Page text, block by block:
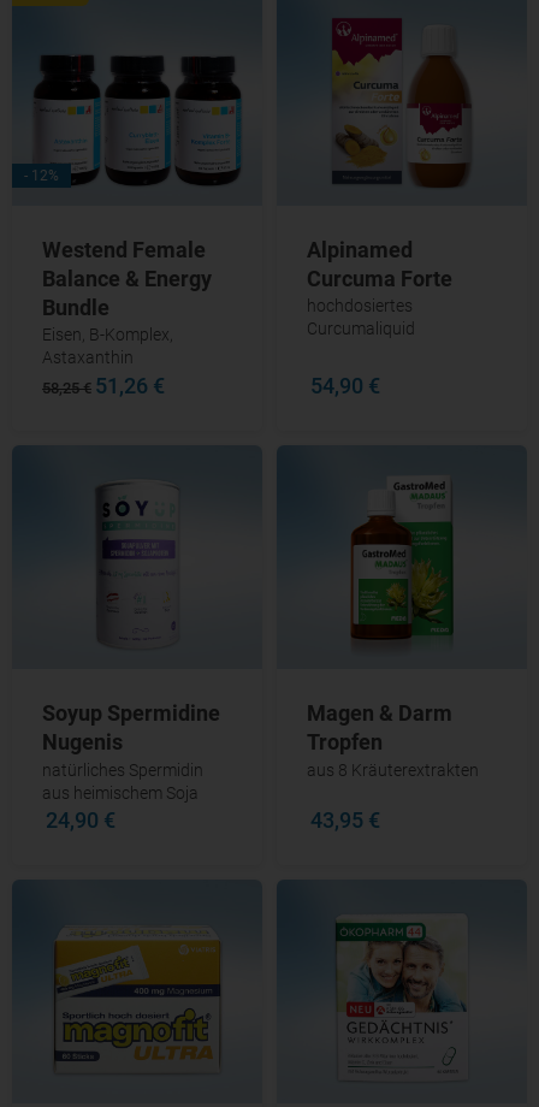
- 12%
Westend Female
Balance & Energy
Bundle
Eisen, B-Komplex,
Astaxanthin
58,25 € 51,26 €
Alpinamed
Curcuma Forte
hochdosiertes
Curcumaliquid
54,90 €
Soyup Spermidine
Nugenis
natürliches Spermidin
aus heimischem Soja
24,90 €
Magen & Darm
Tropfen
aus 8 Kräuterextrakten
43,95 €